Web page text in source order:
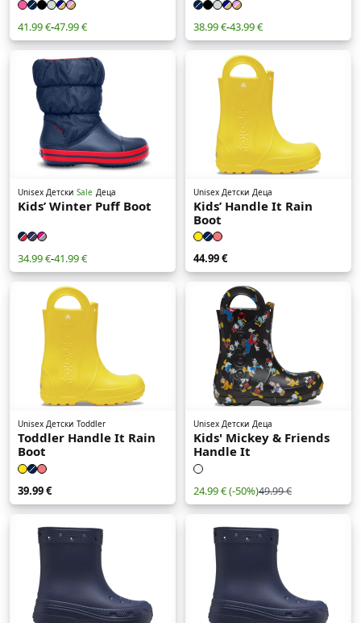
41.99 €-47.99 € 38.99 €-43.99 €
Unisex Детски Sale Деца
Kids’ Winter Puff Boot
34.99 €-41.99 €
Unisex Детски Деца
Kids’ Handle It Rain
Boot
44.99 €
Unisex Детски Toddler
Toddler Handle It Rain
Boot
39.99 €
Unisex Детски Деца
Kids' Mickey & Friends
Handle It
24.99 €(-50%)49.99 €